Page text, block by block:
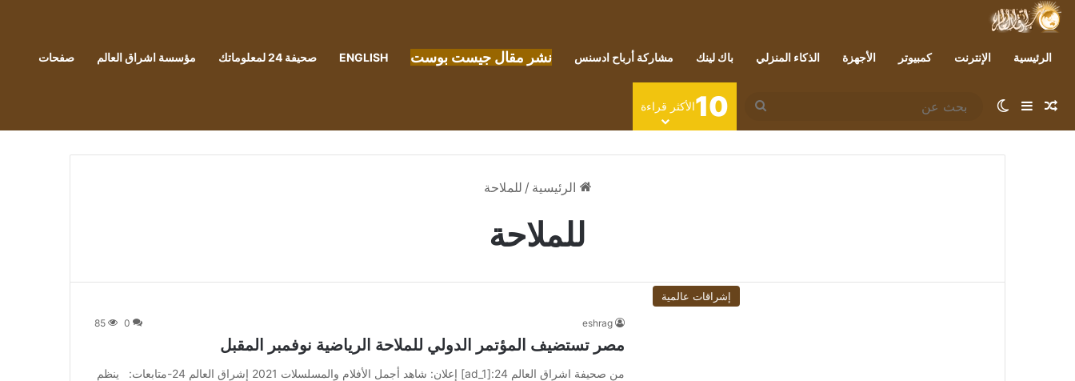
الرئيسية الإنترنت كمبيوتر الأجهزة الذكاء المنزلي باك لينك مشاركة أرباح ادسنس نشر مقال جيست بوست ENGLISH صحيفة 24 لمعلوماتك مؤسسة اشراق العالم صفحات
مقال عشوائي
إضافة عمود جانبي
الوضع المظلم
بحث
عن
10الأكثر قراءة
الرئيسية / للملاحة
للملاحة
إشراقات عالمية
eshrag
0
85
مصر تستضيف المؤتمر الدولي للملاحة الرياضية نوفمبر المقبل
من صحيفة اشراق العالم 24:[ad_1] إعلان: شاهد أجمل الأفلام والمسلسلات 2021 إشراق العالم 24-متابعات: ينظم